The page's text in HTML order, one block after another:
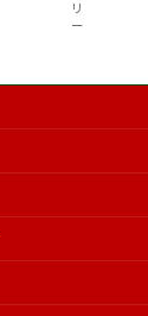
リ
ー